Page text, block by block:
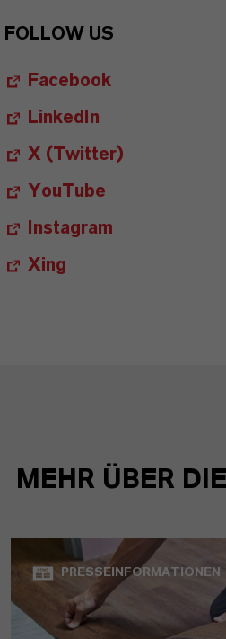
FOLLOW US
Facebook
LinkedIn
X (Twitter)
YouTube
Instagram
Xing
MEHR ÜBER
PRESSEINFORMATIONEN